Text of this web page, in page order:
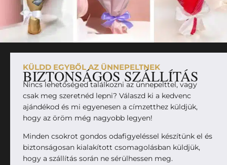
KÜLDD EGYBŐL AZ ÜNNEPELTNEK
BIZTONSÁGOS SZÁLLÍTÁS
Nincs lehetőséged találkozni az ünnepelttel, vagy
csak meg szeretnéd lepni? Válaszd ki a kedvenc
ajándékod és mi egyenesen a címzetthez küldjük,
hogy az öröm még nagyobb legyen!
Minden csokrot gondos odafigyeléssel készítünk el és
biztonságosan kialakított csomagolásban küldjük,
hogy a szállítás során ne sérülhessen meg.